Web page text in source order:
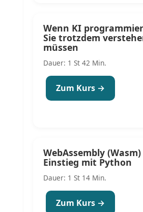
Wenn KI
Sie trotzdem
müssen
Dauer: 1 St 42 Min.
Zum Kurs →
WebAssembly
Einstieg mit Python
Dauer: 1 St 14 Min.
Zum Kurs →